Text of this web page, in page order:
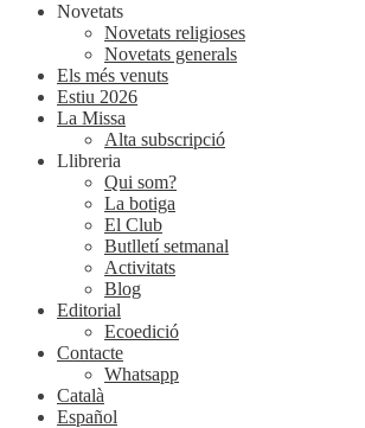
Novetats
Novetats religioses
Novetats generals
Els més venuts
Estiu 2026
La Missa
Alta subscripció
Llibreria
Qui som?
La botiga
El Club
Butlletí setmanal
Activitats
Blog
Editorial
Ecoedició
Contacte
Whatsapp
Català
Español